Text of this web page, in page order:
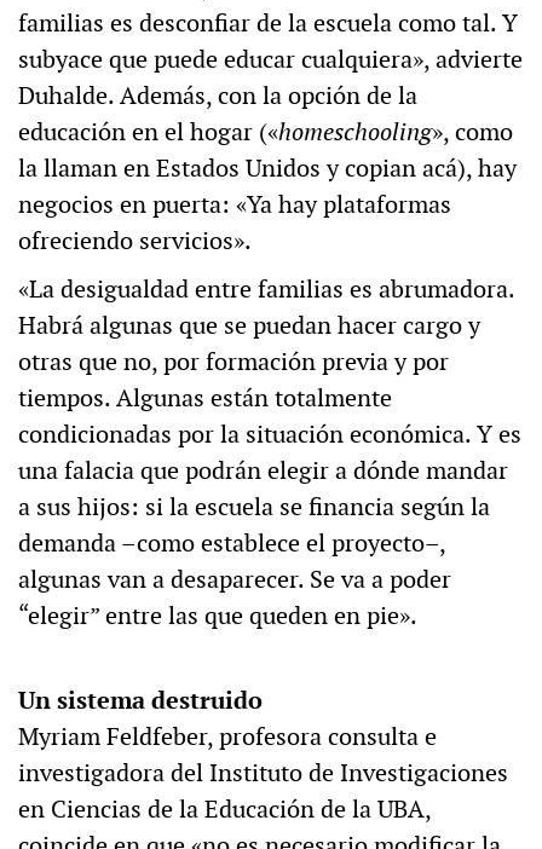
familias es desconfiar de la escuela como tal. Y
subyace que puede educar cualquiera», advierte
Duhalde. Además, con la opción de la
educación en el hogar («homeschooling», como
la llaman en Estados Unidos y copian acá), hay
negocios en puerta: «Ya hay plataformas
ofreciendo servicios».
«La desigualdad entre familias es abrumadora.
Habrá algunas que se puedan hacer cargo y
otras que no, por formación previa y por
tiempos. Algunas están totalmente
condicionadas por la situación económica. Y es
una falacia que podrán elegir a dónde mandar
a sus hijos: si la escuela se financia según la
demanda –como establece el proyecto–,
algunas van a desaparecer. Se va a poder
“elegir” entre las que queden en pie».
Un sistema destruido
Myriam Feldfeber, profesora consulta e
investigadora del Instituto de Investigaciones
en Ciencias de la Educación de la UBA,